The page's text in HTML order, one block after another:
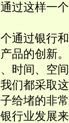
过这样一
过银行和
品的创新
时间、空
们都采取
给堵的非
行业发展